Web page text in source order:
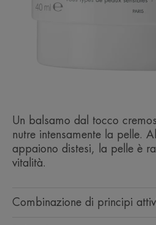
Un balsamo dal tocco
nutre intensamente la pelle.
appaiono distesi, la pelle è
vitalità.
Combinazione di principi